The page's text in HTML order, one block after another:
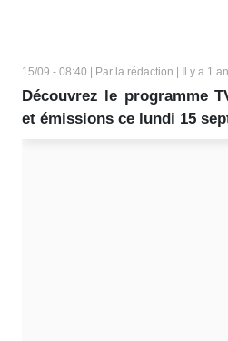
15/09 - 08:40 | Par la rédaction | Il y a 1 an
Découvrez le programme
et émissions ce lundi 15